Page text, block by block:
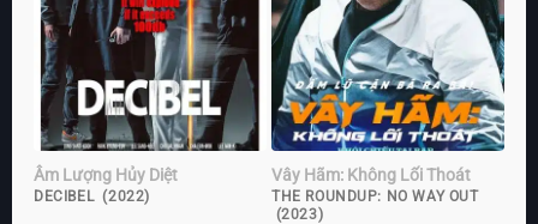
Âm Lượng Hủy Diệt
DECIBEL (2022)
Vây Hãm: Không Lối Thoát
THE ROUNDUP: NO WAY OUT
(2023)